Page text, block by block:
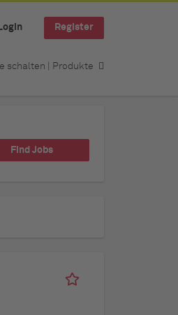
Login Register
schalten | Produkte